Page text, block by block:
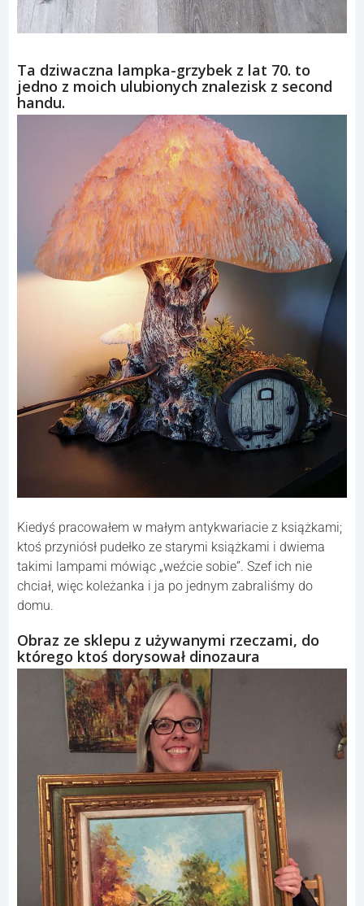
Ta dziwaczna lampka-grzybek z lat 70. to
jedno z moich ulubionych znalezisk z second
handu.
Kiedyś pracowałem w małym antykwariacie z książkami;
ktoś przyniósł pudełko ze starymi książkami i dwiema
takimi lampami mówiąc „weźcie sobie”. Szef ich nie
chciał, więc koleżanka i ja po jednym zabraliśmy do
domu.
Obraz ze sklepu z używanymi rzeczami, do
którego ktoś dorysował dinozaura